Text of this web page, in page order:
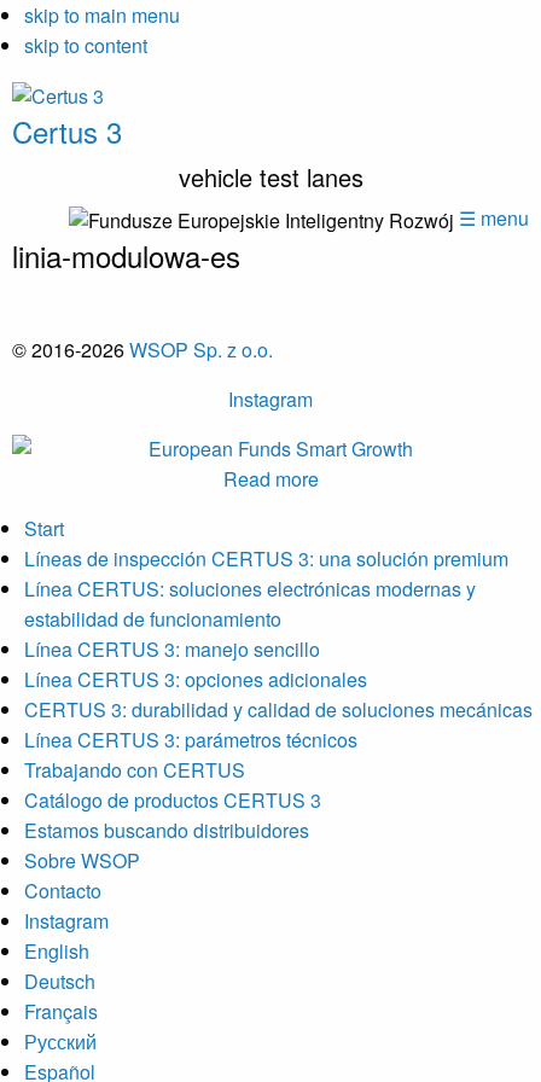
skip to main menu
skip to content
Certus 3
vehicle test lanes
☰ menu
linia-modulowa-es
© 2016-2026WSOP Sp. z o.o.
Instagram
Read more
Start
Líneas de inspección CERTUS 3: una solución premium
Línea CERTUS: soluciones electrónicas modernas y
estabilidad de funcionamiento
Línea CERTUS 3: manejo sencillo
Línea CERTUS 3: opciones adicionales
CERTUS 3: durabilidad y calidad de soluciones mecánicas
Línea CERTUS 3: parámetros técnicos
Trabajando con CERTUS
Catálogo de productos CERTUS 3
Estamos buscando distribuidores
Sobre WSOP
Contacto
Instagram
English
Deutsch
Français
Русский
Español